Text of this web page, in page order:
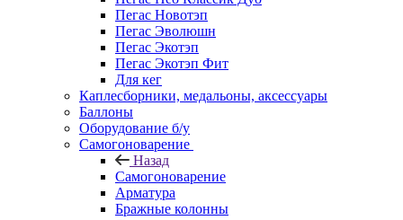
Пегас Новотэп
Пегас Эволюшн
Пегас Экотэп
Пегас Экотэп Фит
Для кег
Каплесборники, медальоны, аксессуары
Баллоны
Оборудование б/у
Самогоноварение
Назад
Самогоноварение
Арматура
Бражные колонны